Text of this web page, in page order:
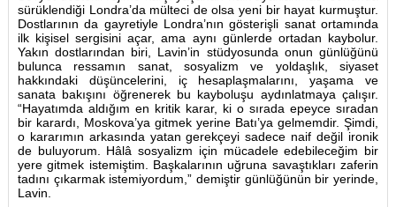
sürüklendiği Londra’da mülteci de olsa yeni bir hayat kurmuştur.
Dostlarının da gayretiyle Londra’nın gösterişli sanat ortamında
ilk kişisel sergisini açar, ama aynı günlerde ortadan kaybolur.
Yakın dostlarından biri, Lavin’in stüdyosunda onun günlüğünü
bulunca ressamın sanat, sosyalizm ve yoldaşlık, siyaset
hakkındaki düşüncelerini, iç hesaplaşmalarını, yaşama ve
sanata bakışını öğrenerek bu kayboluşu aydınlatmaya çalışır.
“Hayatımda aldığım en kritik karar, ki o sırada epeyce sıradan
bir karardı, Moskova’ya gitmek yerine Batı’ya gelmemdir. Şimdi,
o kararımın arkasında yatan gerekçeyi sadece naif değil ironik
de buluyorum. Hâlâ sosyalizm için mücadele edebileceğim bir
yere gitmek istemiştim. Başkalarının uğruna savaştıkları zaferin
tadını çıkarmak istemiyordum,” demiştir günlüğünün bir yerinde,
Lavin.